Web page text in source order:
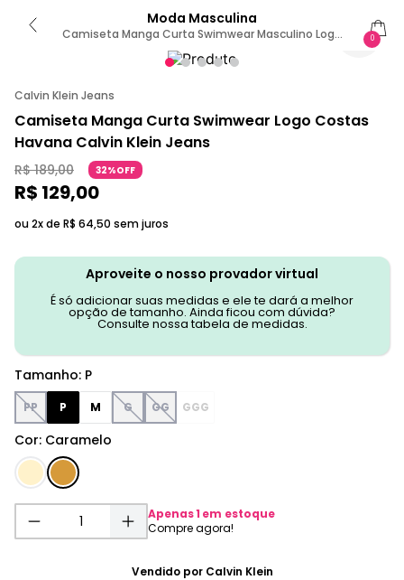
Moda Masculina
Camiseta Manga Curta Swimwear Masculino Logo
Costas - Havana P
0
Calvin Klein Jeans
Camiseta Manga Curta Swimwear Logo Costas
Havana Calvin Klein Jeans
R$ 189,00 32%OFF
R$ 129,00
ou 2x de R$ 64,50 sem juros
Aproveite o nosso provador virtual
É só adicionar suas medidas e ele te dará a melhor
opção de tamanho. Ainda ficou com dúvida?
Consulte nossa tabela de medidas.
Cor: Caramelo
Tamanho: P
PP P M G GG GGG
Apenas1 em estoque
Vendido por Calvin Klein